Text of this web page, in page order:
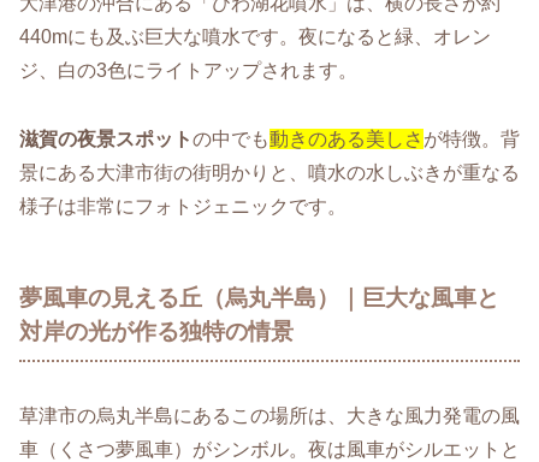
440mにも及ぶ巨大な噴水です。夜になると緑、オレン
ジ、白の3色にライトアップされます。
滋賀の夜景スポットの中でも動きのある美しさ が特徴。背
景にある大津市街の街明かりと、噴水の水しぶきが重なる
様子は非常にフォトジェニックです。
夢風車の見える丘（烏丸半島）｜巨大な風車と
対岸の光が作る独特の情景
草津市の烏丸半島にあるこの場所は、大きな風力発電の風
車（くさつ夢風車）がシンボル。夜は風車がシルエットと